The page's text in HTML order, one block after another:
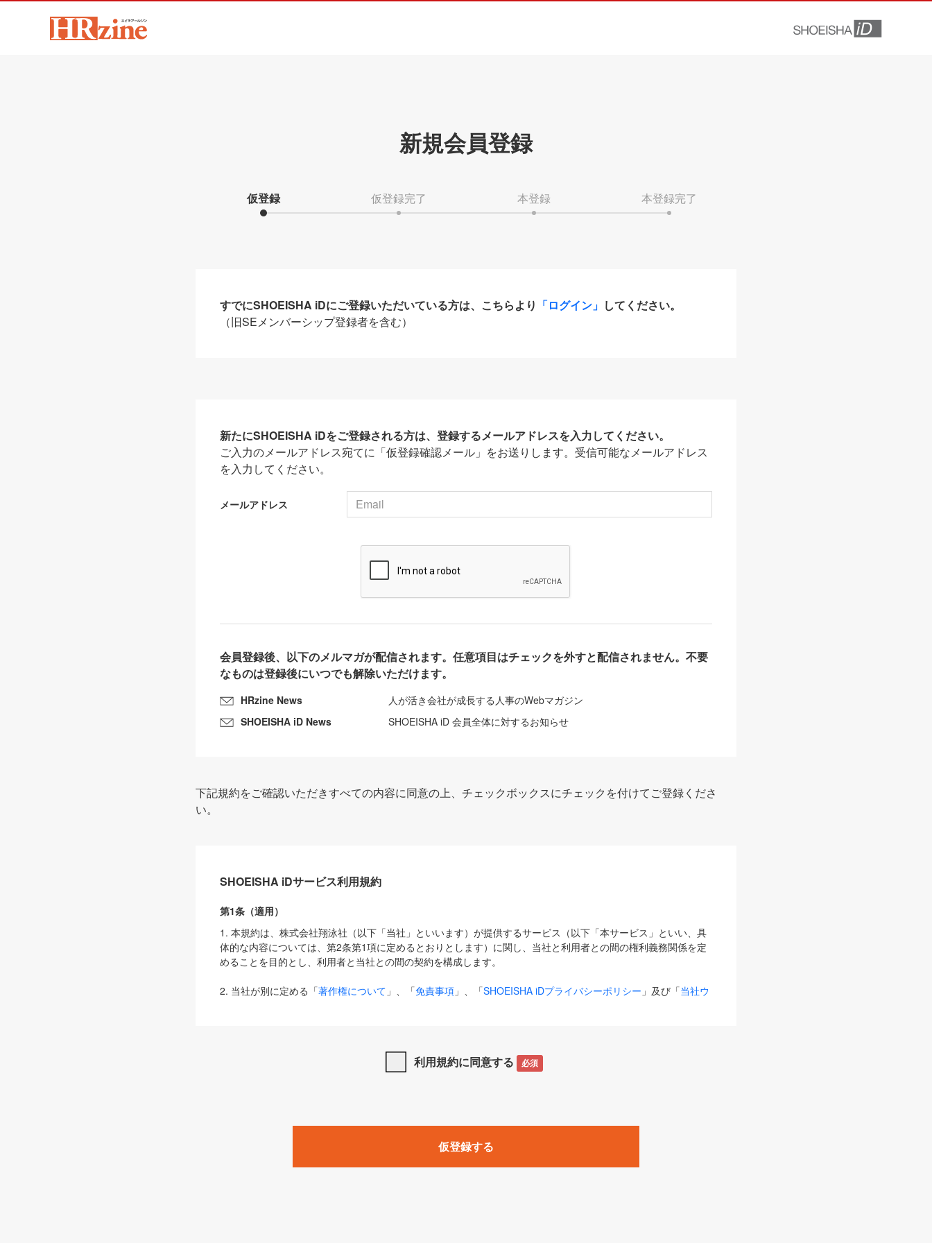
新規会員登録
仮登録 仮登録完了 本登録 本登録完了
すでにSHOEISHA iDにご登録いただいている方は、こちらより 「ログイン」 してください。
（旧SEメンバーシップ登録者を含む）
新たにSHOEISHA iDをご登録される方は、登録するメールアドレスを入力してください。
ご入力のメールアドレス宛てに「仮登録確認メール」をお送りします。受信可能なメールアドレス
を入力してください。
メールアドレス
会員登録後、以下のメルマガが配信されます。任意項目はチェックを外すと配信されません。不要
なものは登録後にいつでも解除いただけます。
HRzine News
人が活き会社が成長する人事のWebマガジン
SHOEISHA iD News
SHOEISHA iD 会員全体に対するお知らせ
下記規約をご確認いただきすべての内容に同意の上、チェックボックスにチェックを付けてご登録くださ
い。
SHOEISHA iDサービス利用規約
第1条（適用）
1. 本規約は、株式会社翔泳社（以下「当社」といいます）が提供するサービス（以下「本サービス」といい、具
体的な内容については、第2条第1項に定めるとおりとします）に関し、当社と利用者との間の権利義務関係を定
めることを目的とし、利用者と当社との間の契約を構成します。
2. 当社が別に定める「著作権について 」、「免責事項 」、「SHOEISHA iDプライバシーポリシー 」及び「当社ウ
は、本規約の規定が優先して適用されるものとします。
1. 「本サービス」とは、当社が提供する以下のサービス（名称や内容が変更された場合、変更後のサービスを含
みます）及びこれらサービスに関連して当社が実施するイベントやキャンペーンをいいます。
「SEBook」「SEShop」「CodeZine」「MarkeZine」「EnterpriseZine」「ECzine」「Biz/Zine」「HRzine」
利用規約に同意する 必須
仮登録する